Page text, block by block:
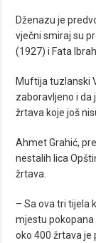
Dženazu je
vječni smiraj su
(1927) i Fata
Muftija tuzlanski
zaboravljeno i da
žrtava koje još
Ahmet Grahić,
nestalih lica
žrtava.
– Sa ova tri tijela
mjestu pokopana
oko 400 žrtava je